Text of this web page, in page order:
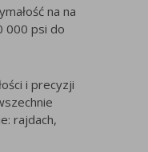
na na
000 psi do
i precyzji
rajdach,